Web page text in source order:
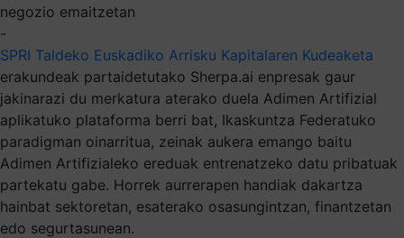
negozio emaitzetan
-
SPRI Taldeko Euskadiko Arrisku Kapitalaren Kudeaketa
erakundeak partaidetutako Sherpa.ai enpresak gaur
jakinarazi du merkatura aterako duela Adimen Artifizial
aplikatuko plataforma berri bat, Ikaskuntza Federatuko
paradigman oinarritua, zeinak aukera emango baitu
Adimen Artifizialeko ereduak entrenatzeko datu pribatuak
partekatu gabe. Horrek aurrerapen handiak dakartza
hainbat sektoretan, esaterako osasungintzan, finantzetan
edo segurtasunean.